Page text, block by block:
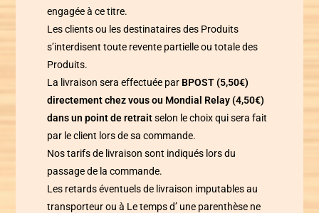
engagée à ce titre.
Les clients ou les destinataires des Produits
s’interdisent toute revente partielle ou totale des
Produits.
La livraison sera effectuée par BPOST (5,50€)
directement chez vous ou Mondial Relay (4,50€)
dans un point de retraitselon le choix qui sera fait
par le client lors de sa commande.
Nos tarifs de livraison sont indiqués lors du
passage de la commande.
Les retards éventuels de livraison imputables au
transporteur ou à Le temps d’ une parenthèse ne